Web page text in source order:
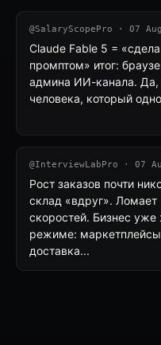
@SalaryScopePro · 07
Claude Fable 5 =
промптом» итог:
админа ИИ-канала. Да,
человека, который
@InterviewLabPro · 07
Рост заказов почти
склад «вдруг». Ломает
скоростей. Бизнес уже
режиме:
доставка...